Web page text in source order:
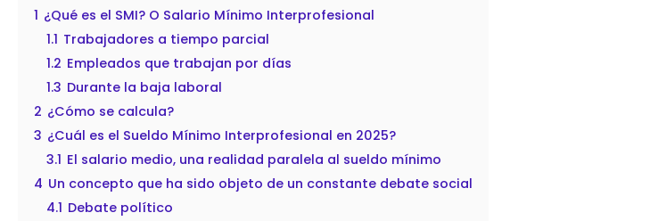
1 ¿Qué es el SMI? O Salario Mínimo Interprofesional
1.1 Trabajadores a tiempo parcial
1.2 Empleados que trabajan por días
1.3 Durante la baja laboral
2 ¿Cómo se calcula?
3 ¿Cuál es el Sueldo Mínimo Interprofesional en 2025?
3.1 El salario medio, una realidad paralela al sueldo mínimo
4 Un concepto que ha sido objeto de un constante debate social
4.1 Debate político